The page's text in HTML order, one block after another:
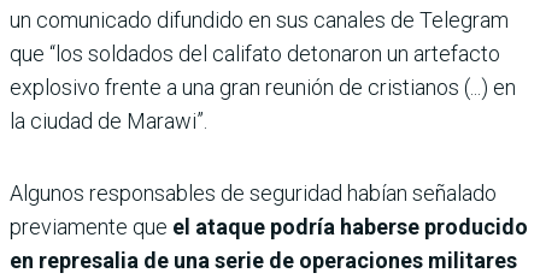
un comunicado difundido en sus canales de Telegram
que “los soldados del califato detonaron un artefacto
explosivo frente a una gran reunión de cristianos (...) en
la ciudad de Marawi”.
Algunos responsables de seguridad habían señalado
previamente que el ataque podría haberse producido
en represalia de una serie de operaciones militares